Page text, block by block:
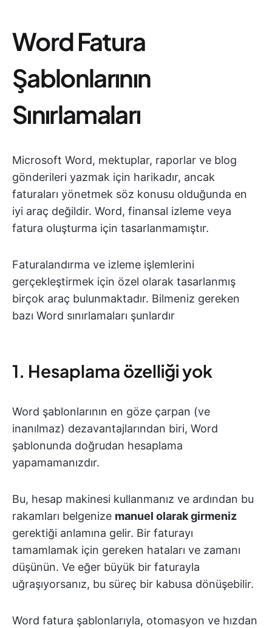
Word Fatura
Şablonlarının
Sınırlamaları
Microsoft Word, mektuplar, raporlar ve blog
gönderileri yazmak için harikadır, ancak
faturaları yönetmek söz konusu olduğunda en
iyi araç değildir. Word, finansal izleme veya
fatura oluşturma için tasarlanmamıştır.
Faturalandırma ve izleme işlemlerini
gerçekleştirmek için özel olarak tasarlanmış
birçok araç bulunmaktadır. Bilmeniz gereken
bazı Word sınırlamaları şunlardır
1. Hesaplama özelliği yok
Word şablonlarının en göze çarpan (ve
inanılmaz) dezavantajlarından biri, Word
şablonunda doğrudan hesaplama
yapamamanızdır.
Bu, hesap makinesi kullanmanız ve ardından bu
rakamları belgenize manuel olarak girmeniz
gerektiği anlamına gelir. Bir faturayı
tamamlamak için gereken hataları ve zamanı
düşünün. Ve eğer büyük bir faturayla
uğraşıyorsanız, bu süreç bir kabusa dönüşebilir.
Word fatura şablonlarıyla, otomasyon ve hızdan